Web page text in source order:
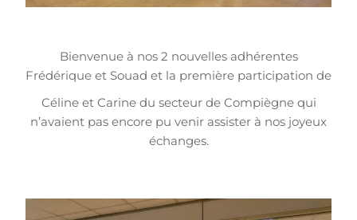
Bienvenue à nos 2 nouvelles adhérentes
Frédérique et Souad et la première participation de
Céline et Carine du secteur de Compiègne qui
n’avaient pas encore pu venir assister à nos joyeux
échanges.